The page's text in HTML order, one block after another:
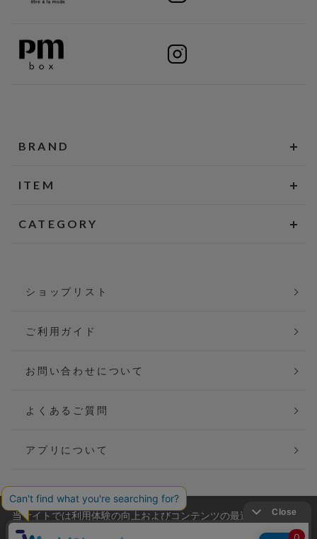
BRAND
ITEM
CATEGORY
ショップリスト
ご利用ガイド
お問い合わせについて
よくあるご質問
アプリについて
会社概要
当サイトでは利用体験の向上およびコンテンツの最適な提供、ト
ラフィックの分析を目的としてCookieを使用しています。